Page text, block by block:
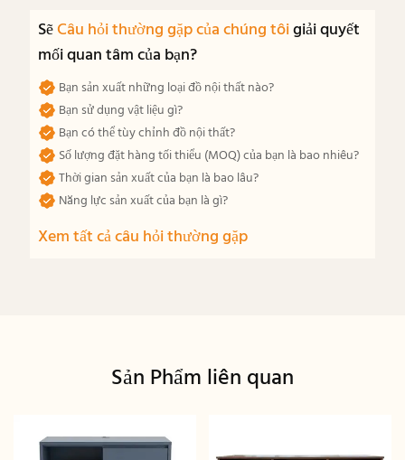
SẽCâu hỏi thường gặp của chúng tôigiải quyết
mối quan tâm của bạn?
Bạn sản xuất những loại đồ nội thất nào?
Bạn sử dụng vật liệu gì?
Bạn có thể tùy chỉnh đồ nội thất?
Số lượng đặt hàng tối thiểu (MOQ) của bạn là bao nhiêu?
Thời gian sản xuất của bạn là bao lâu?
Năng lực sản xuất của bạn là gì?
Xem tất cả câu hỏi thường gặp
Sản Phẩm liên quan